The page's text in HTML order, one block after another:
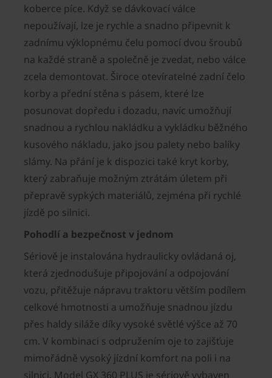
koberce píce. Když se dávkovací válce
nepoužívají, lze je rychle a snadno připevnit k
zadnímu výklopnému čelu pomocí dvou šroubů
na každé straně a společně je zvedat, nebo válce
zcela demontovat. Široce otevíratelné zadní čelo
korby a přední stěna s pásem, které lze
posunovat dopředu i dozadu, navíc umožňují
snadnou a rychlou nakládku a vykládku běžného
kusového nákladu, jako jsou palety nebo balíky
slámy. Na přání je k dispozici také kryt korby,
který zabraňuje možným ztrátám úletem při
přepravě sypkých materiálů, zejména při rychlé
jízdě po silnici.
Pohodlí a bezpečnost v jednom
Sériově je instalována hydraulicky ovládaná oj,
která zjednodušuje připojování a odpojování
vozu, přitěžuje nápravu traktoru větším podílem
celkové hmotnosti a umožňuje snadnou jízdu
přes haldy siláže díky vysoké světlé výšce až 70
cm. V kombinaci s odpružením oje to zajišťuje
mimořádně vysoký jízdní komfort na poli i na
silnici. Model GX 360 PLUS je sériově vybaven